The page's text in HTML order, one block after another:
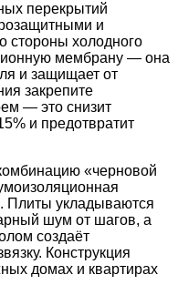
перекрытий
и
стороны холодного
мембрану — она
и защищает от
закрепите
— это снизит
и предотвратит
«черновой
Плиты укладываются
шум от шагов, а
создаёт
Конструкция
домах и квартирах